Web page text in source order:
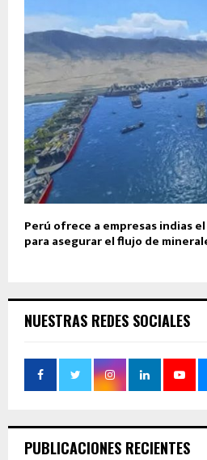
Perú ofrece a empresas indias
para asegurar el flujo de
NUESTRAS REDES SOCIALES
PUBLICACIONES RECIENTES